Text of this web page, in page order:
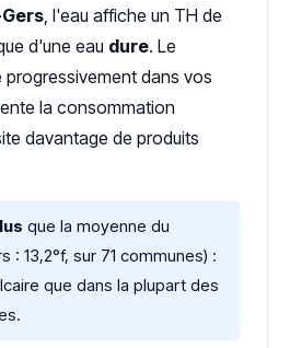
, l'eau affiche un TH de
d'une eau dure. Le
dans vos
la consommation
davantage de produits
que la moyenne du
: 13,2°f, sur 71 communes) :
que dans la plupart des